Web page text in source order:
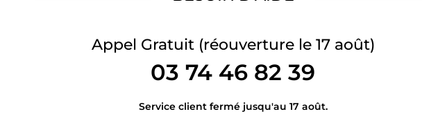
Appel Gratuit (réouverture le 17 août)
03 74 46 82 39
Service client fermé jusqu'au 17 août.